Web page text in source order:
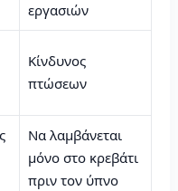
εργασιών
Κίνδυνος
πτώσεων
Να λαμβάνεται
μόνο στο κρεβάτι
πριν τον ύπνο